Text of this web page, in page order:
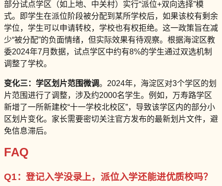
部分试点学区（如上地、中关村）实行“派位+双向选择”模
式。即学生在派位阶段被分配到某所学校后，如果该校有剩余
学位，学生可以申请转校，学校也有权拒绝。这一政策旨在减
少“被分配”的负面情绪，但实际效果有待观察。根据海淀区教
委2024年7月数据，试点学区中约有8%的学生通过双选机制
调整了学校。
变化三：学区划片范围微调。2024年，海淀区对3个学区的划
片范围进行了调整，涉及约2000名学生。例如，万寿路学区
新增了一所新建校“十一学校北校区”，导致该学区内的部分小
区划片变化。家长需要密切关注官方发布的最新划片文件，避
免信息滞后。
FAQ
Q1：登记入学没录上，派位入学还能进优质校吗？